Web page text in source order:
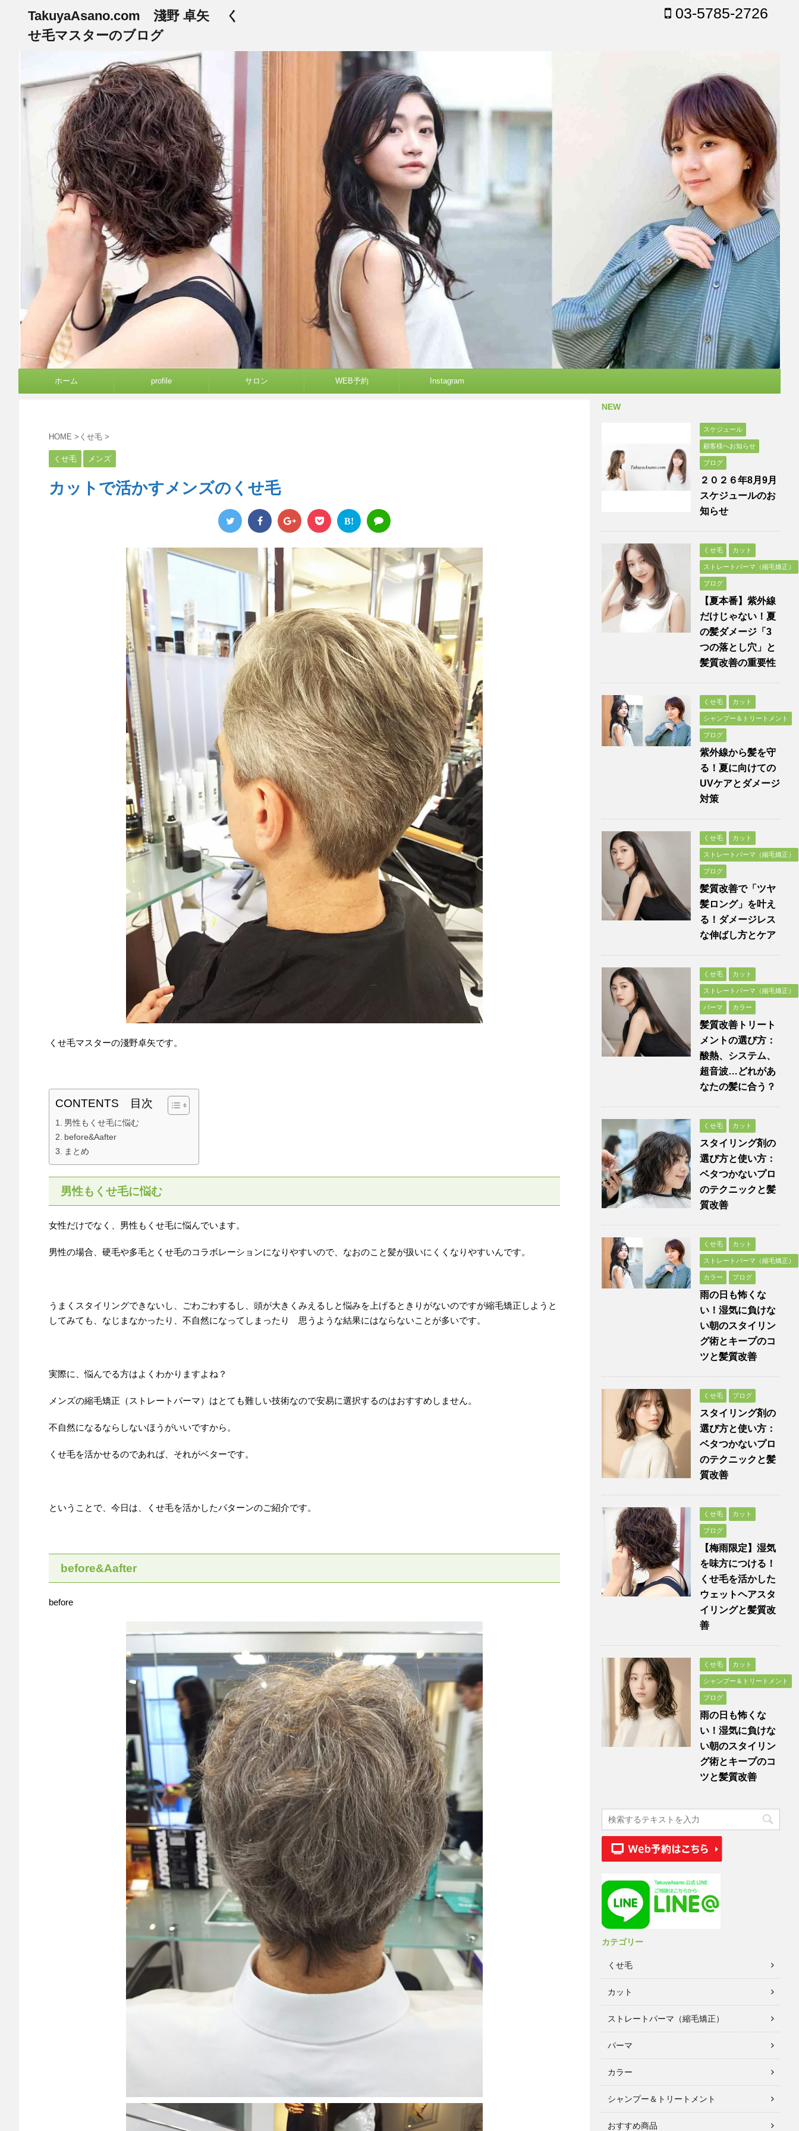
TakuyaAsano.com 淺野 卓矢 く
せ毛マスターのブログ
03-5785-2726
ホーム profile サロン WEB予約 Instagram
HOME > くせ毛 >
くせ毛 メンズ
カットで活かすメンズのくせ毛
B!
くせ毛マスターの淺野卓矢です。
CONTENTS 目次
男性もくせ毛に悩む
before&Aafter
まとめ
男性もくせ毛に悩む
女性だけでなく、男性もくせ毛に悩んでいます。
男性の場合、硬毛や多毛とくせ毛のコラボレーションになりやすいので、なおのこと髪が扱いにくくなりやすいんです。
うまくスタイリングできないし、ごわごわするし、頭が大きくみえるしと悩みを上げるときりがないのですが縮毛矯正しようと
してみても、なじまなかったり、不自然になってしまったり 思うような結果にはならないことが多いです。
実際に、悩んでる方はよくわかりますよね？
メンズの縮毛矯正（ストレートパーマ）はとても難しい技術なので安易に選択するのはおすすめしません。
不自然になるならしないほうがいいですから。
くせ毛を活かせるのであれば、それがベターです。
ということで、今日は、くせ毛を活かしたパターンのご紹介です。
before&Aafter
before
NEW
スケジュール
顧客様へお知らせ
ブログ
２０２６年8月9月
スケジュールのお
知らせ
くせ毛 カット
ストレートパーマ（縮毛矯正）
ブログ
【夏本番】紫外線
だけじゃない！夏
の髪ダメージ「3
つの落とし穴」と
髪質改善の重要性
くせ毛 カット
シャンプー＆トリートメント
ブログ
紫外線から髪を守
る！夏に向けての
UVケアとダメージ
対策
くせ毛 カット
ストレートパーマ（縮毛矯正）
ブログ
髪質改善で「ツヤ
髪ロング」を叶え
る！ダメージレス
な伸ばし方とケア
くせ毛 カット
ストレートパーマ（縮毛矯正）
パーマ カラー
髪質改善トリート
メントの選び方：
酸熱、システム、
超音波…どれがあ
なたの髪に合う？
くせ毛 カット
スタイリング剤の
選び方と使い方：
ベタつかないプロ
のテクニックと髪
質改善
くせ毛 カット
ストレートパーマ（縮毛矯正）
カラー ブログ
雨の日も怖くな
い！湿気に負けな
い朝のスタイリン
グ術とキープのコ
ツと髪質改善
くせ毛 ブログ
スタイリング剤の
選び方と使い方：
ベタつかないプロ
のテクニックと髪
質改善
くせ毛 カット
ブログ
【梅雨限定】湿気
を味方につける！
くせ毛を活かした
ウェットヘアスタ
イリングと髪質改
善
くせ毛 カット
シャンプー＆トリートメント
ブログ
雨の日も怖くな
い！湿気に負けな
い朝のスタイリン
グ術とキープのコ
ツと髪質改善
カテゴリー
くせ毛
カット
ストレートパーマ（縮毛矯正）
パーマ
カラー
シャンプー＆トリートメント
おすすめ商品